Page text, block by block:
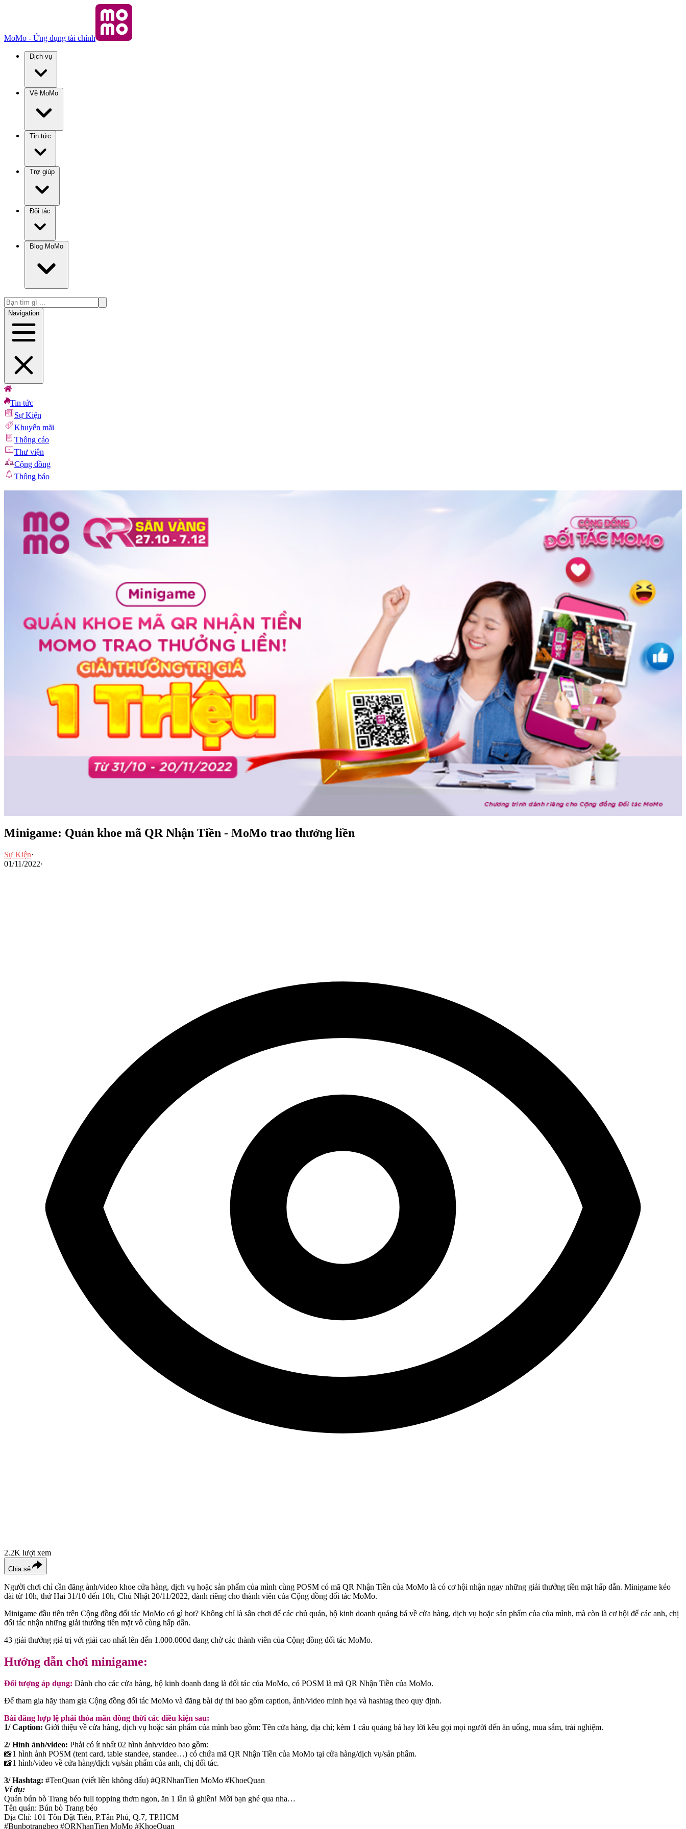
MoMo - Ứng dụng tài chính
Dịch vụ
Về MoMo
Tin tức
Trợ giúp
Đối tác
Blog MoMo
Navigation
Tin tức
Sự Kiện
Khuyến mãi
Thông cáo
Thư viện
Cộng đồng
Thông báo
Minigame: Quán khoe mã QR Nhận Tiền - MoMo trao thưởng liền
Sự Kiện·
01/11/2022·
2.2K lượt xem
Chia sẻ
Người chơi chỉ cần đăng ảnh/video khoe cửa hàng, dịch vụ hoặc sản phẩm của mình cùng POSM có mã QR Nhận Tiền của MoMo là có cơ hội nhận ngay những giải thưởng tiền mặt hấp dẫn. Minigame kéo
dài từ 10h, thứ Hai 31/10 đến 10h, Chủ Nhật 20/11/2022, dành riêng cho thành viên của Cộng đồng đối tác MoMo.
Minigame đầu tiên trên Cộng đồng đối tác MoMo có gì hot? Không chỉ là sân chơi để các chủ quán, hộ kinh doanh quảng bá về cửa hàng, dịch vụ hoặc sản phẩm của của mình, mà còn là cơ hội để các anh, chị
đối tác nhận những giải thưởng tiền mặt vô cùng hấp dẫn.
43 giải thưởng giá trị với giải cao nhất lên đến 1.000.000đ đang chờ các thành viên của Cộng đồng đối tác MoMo.
Hướng dẫn chơi minigame:
Đối tượng áp dụng: Dành cho các cửa hàng, hộ kinh doanh đang là đối tác của MoMo, có POSM là mã QR Nhận Tiền của MoMo.
Để tham gia hãy tham gia Cộng đồng đối tác MoMo và đăng bài dự thi bao gồm caption, ảnh/video minh họa và hashtag theo quy định.
Bài đăng hợp lệ phải thỏa mãn đồng thời các điều kiện sau:
1/ Caption: Giới thiệu về cửa hàng, dịch vụ hoặc sản phẩm của mình bao gồm: Tên cửa hàng, địa chỉ; kèm 1 câu quảng bá hay lời kêu gọi mọi người đến ăn uống, mua sắm, trải nghiệm.
2/ Hình ảnh/video: Phải có ít nhất 02 hình ảnh/video bao gồm:
📸1 hình ảnh POSM (tent card, table standee, standee…) có chứa mã QR Nhận Tiền của MoMo tại cửa hàng/dịch vụ/sản phẩm.
📸1 hình/video về cửa hàng/dịch vụ/sản phẩm của anh, chị đối tác.
3/ Hashtag: #TenQuan (viết liền không dấu) #QRNhanTien MoMo #KhoeQuan
Ví dụ:
Quán bún bò Trang béo full topping thơm ngon, ăn 1 lần là ghiền! Mời bạn ghé qua nha…
Tên quán: Bún bò Trang béo
Địa Chỉ: 101 Tôn Dật Tiên, P.Tân Phú, Q.7, TP.HCM
#Bunbotrangbeo #QRNhanTien MoMo #KhoeQuan